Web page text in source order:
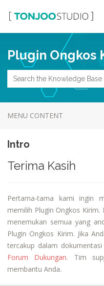
Plugin Ongkos
MENU CONTENT
Intro
Terima Kasih
Pertama-tama kami ingin
memilih Plugin Ongkos Kirim.
menemukan semua yang
Plugin Ongkos Kirim. Jika
tercakup dalam
Forum Dukungan. Tim
membantu Anda.